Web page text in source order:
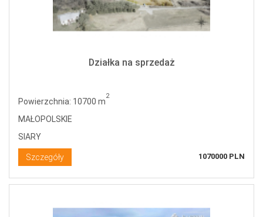
Działka na sprzedaż
Powierzchnia: 10700 m
2
MAŁOPOLSKIE
SIARY
Szczegóły 1070000 PLN